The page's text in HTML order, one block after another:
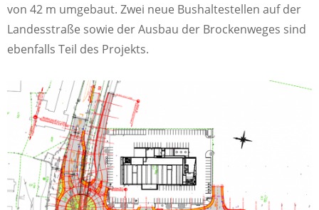
von 42 m umgebaut. Zwei neue Bushaltestellen auf der
Landesstraße sowie der Ausbau der Brockenweges sind
ebenfalls Teil des Projekts.